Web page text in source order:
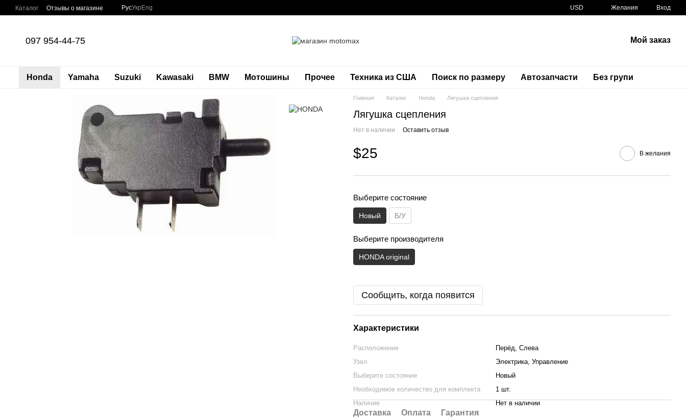
Перейти к основному контенту
Каталог Отзывы о магазине РусУкр Eng USD Желания Вход
097 954-44-75 Мой заказ
Honda Yamaha Suzuki Kawasaki BMW Мотошины Прочее Техника из США Поиск по размеру Автозапчасти Без групи
Главная Каталог Honda Лягушка сцепления
Лягушка сцепления
Нет в наличии Оставить отзыв
$25 В желания
Выберите состояние
Новый Б/У
Выберите производителя
HONDA original
Сообщить, когда появится
Характеристики
Расположение
Пepёд, Слева
Узел
Электрика, Управление
Выберите состояние
Новый
Необходимое количество для комплекта
1 шт.
Наличие
Нет в наличии
Доставка Оплата Гарантия